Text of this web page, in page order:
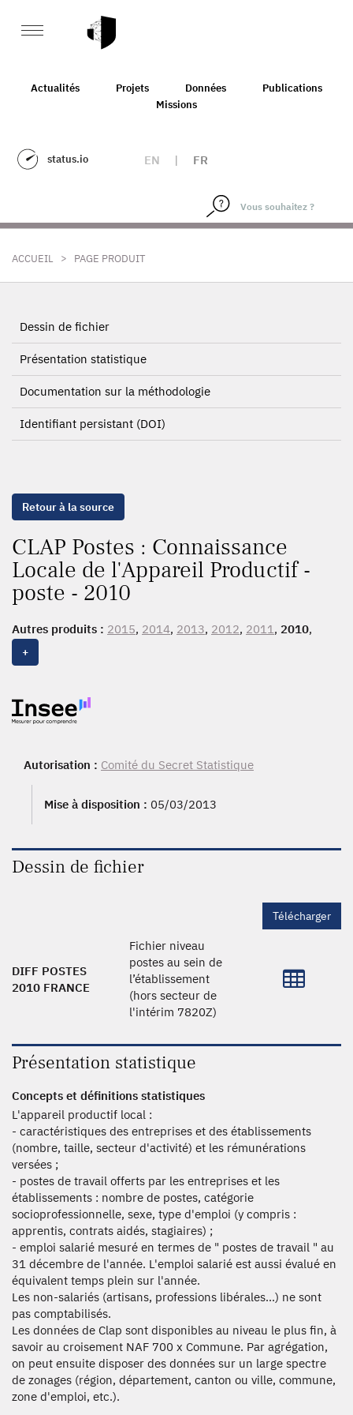
Actualités Projets Données
Publications
Missions
status.io EN | FR
ACCUEIL > PAGE PRODUIT
Dessin de fichier
Présentation statistique
Documentation sur la méthodologie
Identifiant persistant (DOI)
Retour à la source
CLAP Postes : Connaissance
Locale de l'Appareil Productif -
poste - 2010
Autres produits : 2015, 2014, 2013, 2012, 2011, 2010,
2009
+
Autorisation : Comité du Secret Statistique
Mise à disposition : 05/03/2013
Dessin de fichier
Télécharger
DIFF POSTES
2010 FRANCE
Fichier niveau
postes au sein de
l’établissement
(hors secteur de
l'intérim 7820Z)
Présentation statistique
Concepts et définitions statistiques
L'appareil productif local :
- caractéristiques des entreprises et des établissements
(nombre, taille, secteur d'activité) et les rémunérations
versées ;
- postes de travail offerts par les entreprises et les
établissements : nombre de postes, catégorie
socioprofessionnelle, sexe, type d'emploi (y compris :
apprentis, contrats aidés, stagiaires) ;
- emploi salarié mesuré en termes de " postes de travail " au
31 décembre de l'année. L'emploi salarié est aussi évalué en
équivalent temps plein sur l'année.
Les non-salariés (artisans, professions libérales...) ne sont
pas comptabilisés.
Les données de Clap sont disponibles au niveau le plus fin, à
savoir au croisement NAF 700 x Commune. Par agrégation,
on peut ensuite disposer des données sur un large spectre
de zonages (région, département, canton ou ville, commune,
zone d'emploi, etc.).